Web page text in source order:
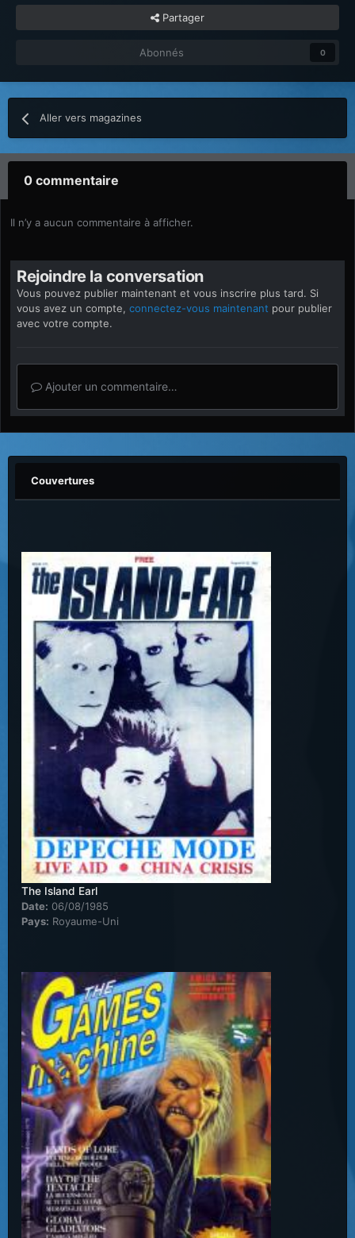
Partager
Abonnés 0
Aller vers magazines
0 commentaire
Il n’y a aucun commentaire à afficher.
Rejoindre la conversation
Vous pouvez publier maintenant et vous inscrire plus tard. Si
vous avez un compte, connectez-vous maintenant pour publier
avec votre compte.
Ajouter un commentaire…
Couvertures
The Island Earl
Date: 06/08/1985
Pays: Royaume-Uni